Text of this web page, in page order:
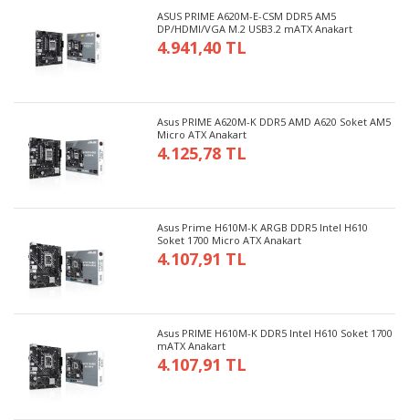
ASUS PRIME A620M-E-CSM DDR5 AM5
DP/HDMI/VGA M.2 USB3.2 mATX Anakart
4.941,40 TL
Asus PRIME A620M-K DDR5 AMD A620 Soket AM5
Micro ATX Anakart
4.125,78 TL
Asus Prime H610M-K ARGB DDR5 Intel H610
Soket 1700 Micro ATX Anakart
4.107,91 TL
Asus PRIME H610M-K DDR5 Intel H610 Soket 1700
mATX Anakart
4.107,91 TL